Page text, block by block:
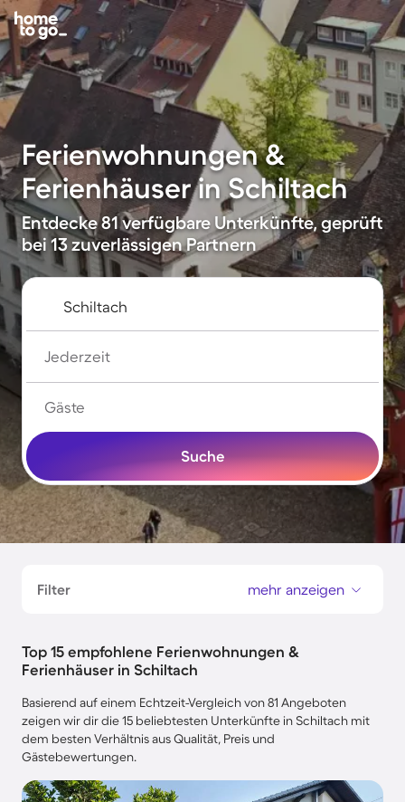
Ferienwohnungen &
Ferienhäuser in Schiltach
Entdecke 81 verfügbare Unterkünfte, geprüft
bei 13 zuverlässigen Partnern
Jederzeit
Gäste
Suche
Filter mehr anzeigen
Top 15 empfohlene Ferienwohnungen &
Ferienhäuser in Schiltach
Basierend auf einem Echtzeit-Vergleich von 81 Angeboten
zeigen wir dir die 15 beliebtesten Unterkünfte in Schiltach mit
dem besten Verhältnis aus Qualität, Preis und
Gästebewertungen.